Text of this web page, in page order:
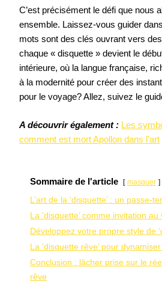
C’est précisément le défi que nous
ensemble. Laissez-vous guider
mots sont des clés ouvrant vers
chaque « disquette » devient le
intérieure, où la langue française,
à la modernité pour créer des
pour le voyage? Allez, suivez le
A découvrir également : Les
comment est mort Apollon dans l'art
Sommaire de l'article masquer
L’art de la ‘disquette’ : un passe-
La ‘disquette’ comme invitation
Développez votre propre style de
La ‘disquette rêve’ pour
Conclusion : lâcher prise sur le
rêve